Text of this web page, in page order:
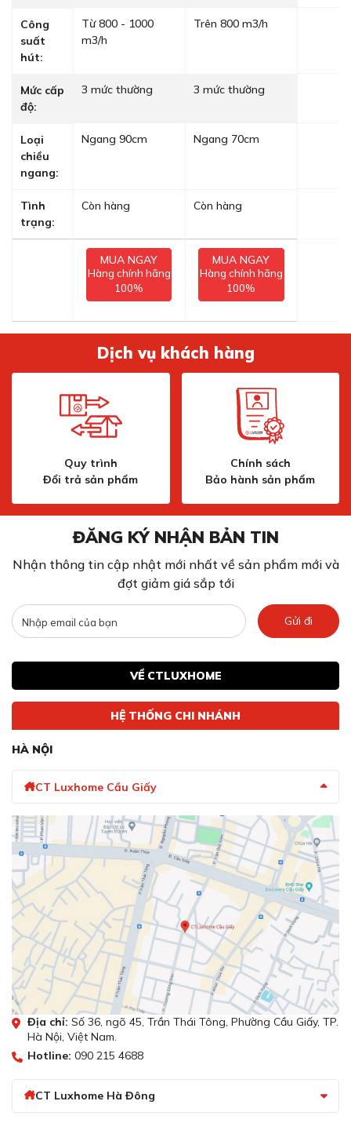
Công
suất
hút:
Từ 800 - 1000
m3/h
Trên 800 m3/h
Mức cấp
độ:
3 mức thường 3 mức thường
Loại
chiều
ngang:
Ngang 90cm Ngang 70cm
Tình
trạng:
Còn hàng Còn hàng
MUA NGAY
Hàng chính hãng
100%
MUA NGAY
Hàng chính hãng
100%
Dịch vụ khách hàng
Quy trình
Đổi trả sản phẩm
Chính sách
Bảo hành sản phẩm
ĐĂNG KÝ NHẬN BẢN TIN
Nhận thông tin cập nhật mới nhất về sản phẩm mới và
đợt giảm giá sắp tới
Gửi đi
VỀ CTLUXHOME
HỆ THỐNG CHI NHÁNH
HÀ NỘI
CT Luxhome Cầu Giấy
Địa chỉ: Số 36, ngõ 45, Trần Thái Tông, Phường Cầu Giấy, TP.
Hà Nội, Việt Nam.
Hotline: 090 215 4688
CT Luxhome Hà Đông